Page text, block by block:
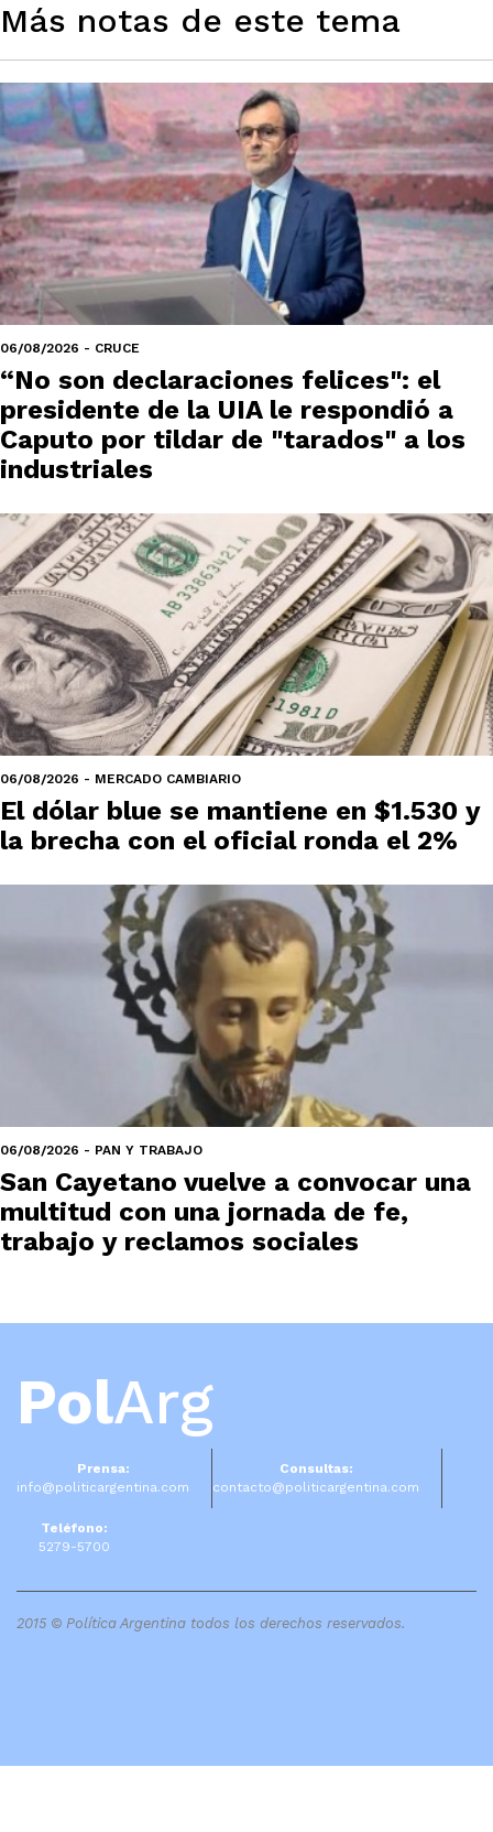
Más notas de este tema
06/08/2026 - CRUCE
“No son declaraciones felices": el
presidente de la UIA le respondió a
Caputo por tildar de "tarados" a los
industriales
06/08/2026 - MERCADO CAMBIARIO
El dólar blue se mantiene en $1.530 y
la brecha con el oficial ronda el 2%
06/08/2026 - PAN Y TRABAJO
San Cayetano vuelve a convocar una
multitud con una jornada de fe,
trabajo y reclamos sociales
PolArg
Prensa:
info@politicargentina.com
Consultas:
contacto@politicargentina.com
Teléfono:
5279-5700
2015 © Política Argentina todos los derechos reservados.